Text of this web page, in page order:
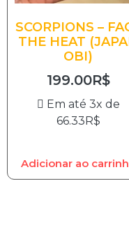
SCORPIONS –
THE HEAT
OBI)
199.00R$
Em até 3x de
66.33R$
Adicionar ao